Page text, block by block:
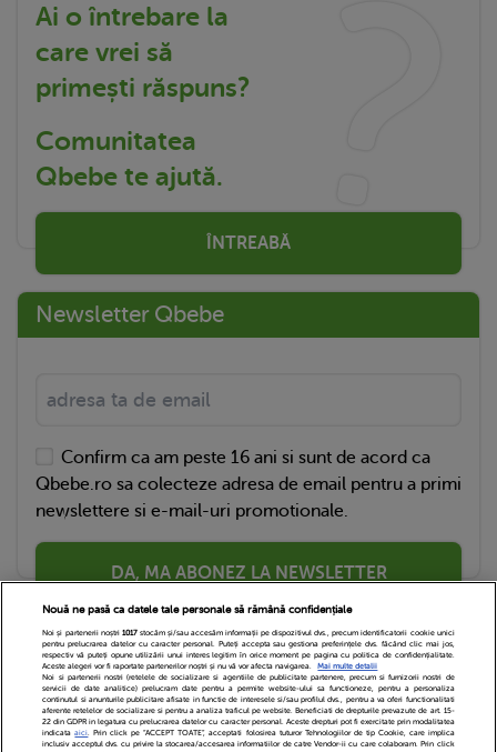
Ai o întrebare la
care vrei să
primești răspuns?
Comunitatea
Qbebe te ajută.
ÎNTREABĂ
Newsletter Qbebe
Confirm ca am peste 16 ani si sunt de acord ca
Qbebe.ro sa colecteze adresa de email pentru a primi
newslettere si e-mail-uri promotionale.
DA, MA ABONEZ LA NEWSLETTER
Nouă ne pasă ca datele tale personale să rămână confidențiale
Noi și partenerii noștri 1017stocăm și/sau accesăm informații pe dispozitivul dvs., precum identificatorii cookie unici
pentru prelucrarea datelor cu caracter personal. Puteți accepta sau gestiona preferințele dvs. făcând clic mai jos,
respectiv vă puteți opune utilizării unui interes legitim în orice moment pe pagina cu politica de confidențialitate.
Aceste alegeri vor fi raportate partenerilor noștri și nu vă vor afecta navigarea.
Mai multe detalii
Noi si partenerii nostri (retelele de socializare si agentiile de publicitate partenere, precum si furnizorii nostri de
servicii de date analitice) prelucram date pentru a permite website-ului sa functioneze, pentru a personaliza
continutul si anunturile publicitare afisate in functie de interesele si/sau profilul dvs., pentru a va oferi functionalitati
aferente retelelor de socializare si pentru a analiza traficul pe website. Beneficiati de drepturile prevazute de art. 15-
22 din GDPR in legatura cu prelucrarea datelor cu caracter personal. Aceste drepturi pot fi exercitate prin modalitatea
indicataaici. Prin click pe “ACCEPT TOATE”, acceptati folosirea tuturor Tehnologiilor de tip Cookie, care implica
inclusiv acceptul dvs. cu privire la stocarea/accesarea informatiilor de catre Vendor-ii cu care colaboram. Prin click